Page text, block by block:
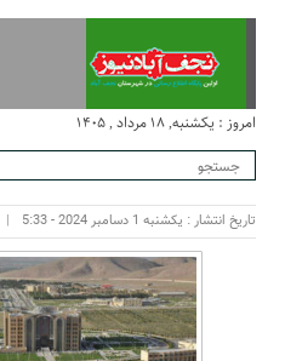
امروز : یکشنبه, ۱۸ مرداد , ۱۴۰۵
تاریخ انتشار : یکشنبه 1 دسامبر 2024 - 5:33